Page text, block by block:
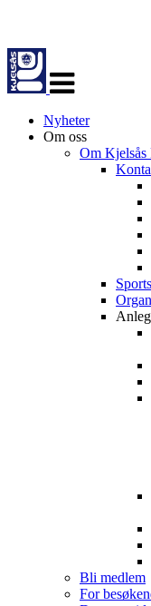
navigasjon
Nyheter
Om oss
Om Kjelsås
Bli medlem
For